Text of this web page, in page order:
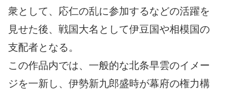
衆として、応仁の乱に参加するなどの活躍を
見せた後、戦国大名として伊豆国や相模国の
支配者となる。
この作品内では、一般的な北条早雲のイメー
ジを一新し、伊勢新九郎盛時が幕府の権力構